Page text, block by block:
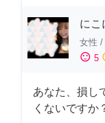
にこ
女性 /
sentiment_satisfied 5
あなた、損し
くないですか